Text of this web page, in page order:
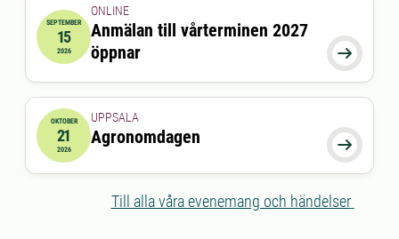
2026-09-15 00:00:00
SEPTEMBER
15
2026 
ONLINE
Anmälan till vårterminen 2027
öppnar
2026-10-21 11:00:00till2026-10-21 16:00:00
OKTOBER
21
2026 
UPPSALA
Agronomdagen
Till alla våra evenemang och händelser